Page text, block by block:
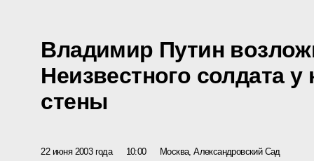
Владимир Путин
Неизвестного солдата у
стены
22 июня 2003 года 10:00 Москва, Александровский Сад